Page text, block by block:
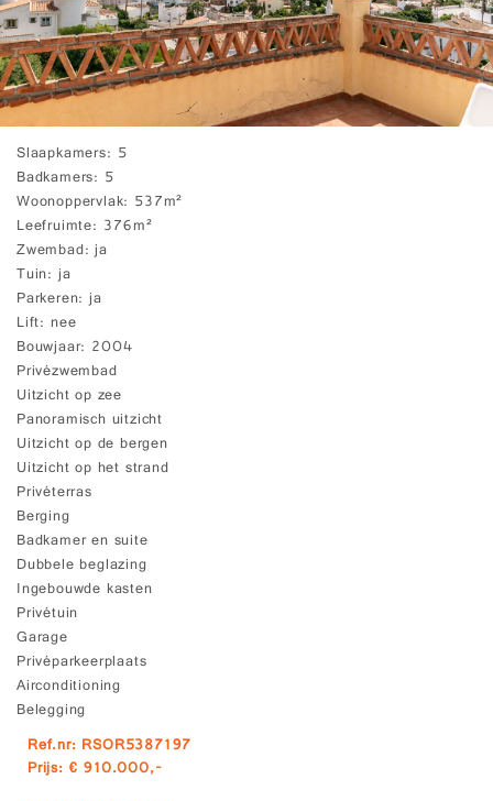
Slaapkamers 5
Badkamers 5
Woonoppervlak 537m²
Leefruimte 376m²
Zwembad ja
Tuin ja
Parkeren ja
Lift nee
Bouwjaar 2004
Privézwembad
Uitzicht op zee
Panoramisch uitzicht
Uitzicht op de bergen
Uitzicht op het strand
Privéterras
Berging
Badkamer en suite
Dubbele beglazing
Ingebouwde kasten
Privétuin
Garage
Privéparkeerplaats
Airconditioning
Belegging
Ref.nr: RSOR5387197
Prijs: € 910.000,-